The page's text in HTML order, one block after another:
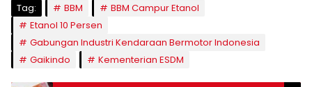
Tag: BBM
BBM Campur Etanol
Etanol 10 Persen
Gabungan Industri Kendaraan Bermotor Indonesia
Gaikindo
Kementerian ESDM